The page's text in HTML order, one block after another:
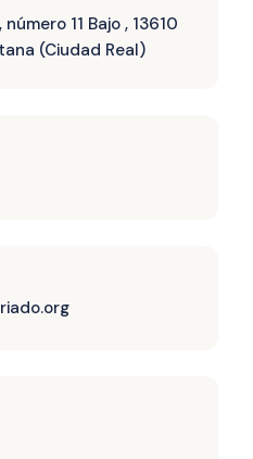
11 Bajo , 13610
(Ciudad Real)